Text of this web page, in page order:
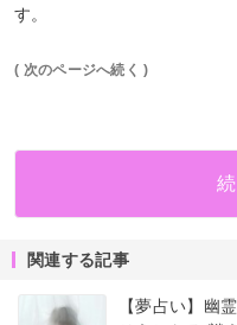
す。
( 次のページへ続く )
関連する記事
【夢占い】幽